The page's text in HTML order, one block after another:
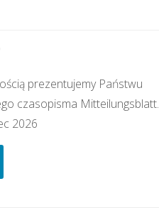
prezentujemy Państwu
czasopisma Mitteilungsblatt.
2026